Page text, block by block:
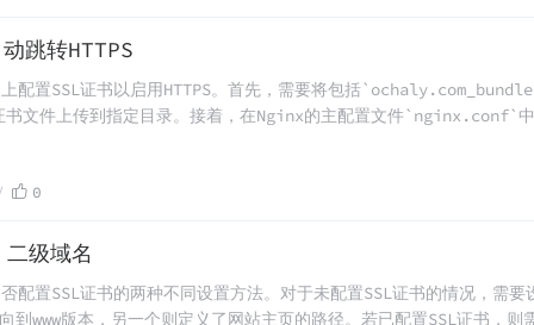
跳转HTTPS
配置SSL证书以启用HTTPS。首先，需要将包括
文件上传到指定目录。接着，在Nginx的主配置文件`nginx.conf`中
块中增加重定向规则实现。最后，再次重启Nginx以应用所有变更。
0
级域名
配置SSL证书的两种不同设置方法。对于未配置SSL证书的情况，需
到www版本，另一个则定义了网站主页的路径。若已配置SSL证书，则